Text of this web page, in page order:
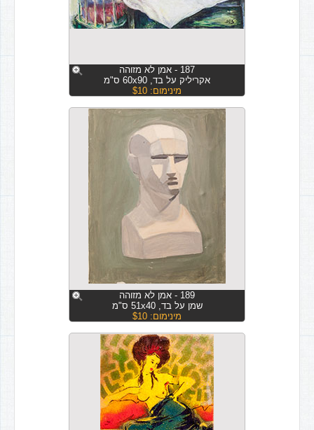
187 - אמן לא מזוהה
אקריליק על בד, 60x90 ס"מ
מינימום: $10
189 - אמן לא מזוהה
שמן על בד, 51x40 ס"מ
מינימום: $10